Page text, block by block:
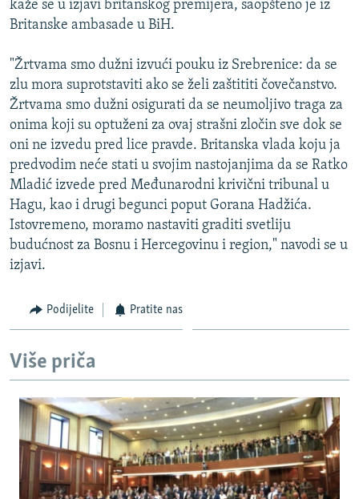
SPECIJALI RSE
GENOCID U SREBRENICI
POPLAVE I KLIZIŠTA U BIH 2024.
TV LIBERTY
POST SCRIPTUM
MOJA EVROPA
TRI DECENIJE OD RATA U BIH
SVE KARTE DEJTONA
NASTANAK I RASPAD JUGOSLAVIJE
PRATITE NAS
Sve RFE/RL stranice
kaže se u izjavi britanskog premijera, saopšteno je iz
Britanske ambasade u BiH.
"Žrtvama smo dužni izvući pouku iz Srebrenice: da se
zlu mora suprotstaviti ako se želi zaštititi čovečanstvo.
Žrtvama smo dužni osigurati da se neumoljivo traga za
onima koji su optuženi za ovaj strašni zločin sve dok se
oni ne izvedu pred lice pravde. Britanska vlada koju ja
predvodim neće stati u svojim nastojanjima da se Ratko
Mladić izvede pred Međunarodni krivični tribunal u
Hagu, kao i drugi begunci poput Gorana Hadžića.
Istovremeno, moramo nastaviti graditi svetliju
budućnost za Bosnu i Hercegovinu i region," navodi se u
izjavi.
Podijelite Pratite nas
Više priča